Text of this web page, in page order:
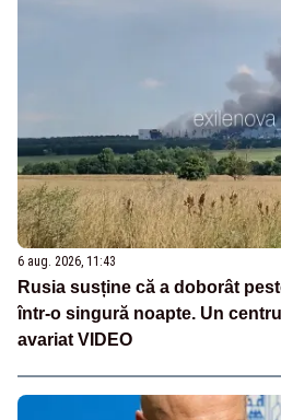
6 aug. 2026, 11:43
Rusia susține că a doborât
într-o singură noapte. Un
avariat VIDEO